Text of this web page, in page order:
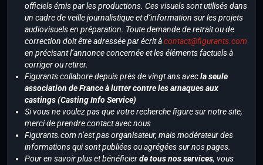
officiels émis par les productions. Ces visuels sont utilisés dans
un cadre de veille journalistique et d’information sur les projets
audiovisuels en préparation. Toute demande de retrait ou de
correction doit être adressée par écrit àcontact@figurants.com
en précisant l’annonce concernée et les éléments factuels à
corriger ou retirer.
Figurants collabore depuis près de vingt ans avecla seule
association de France à lutter contre les arnaques aux
castings (Casting Info Service)
Si vous ne voulez pas que votre recherche figure sur notre site,
merci de prendre contact avec nous
Figurants.com n’est pas organisateur, mais modérateur des
informations qui sont publiées ou agrégées sur nos pages.
Pour en savoir plus et bénéficierde tous nos services, vous